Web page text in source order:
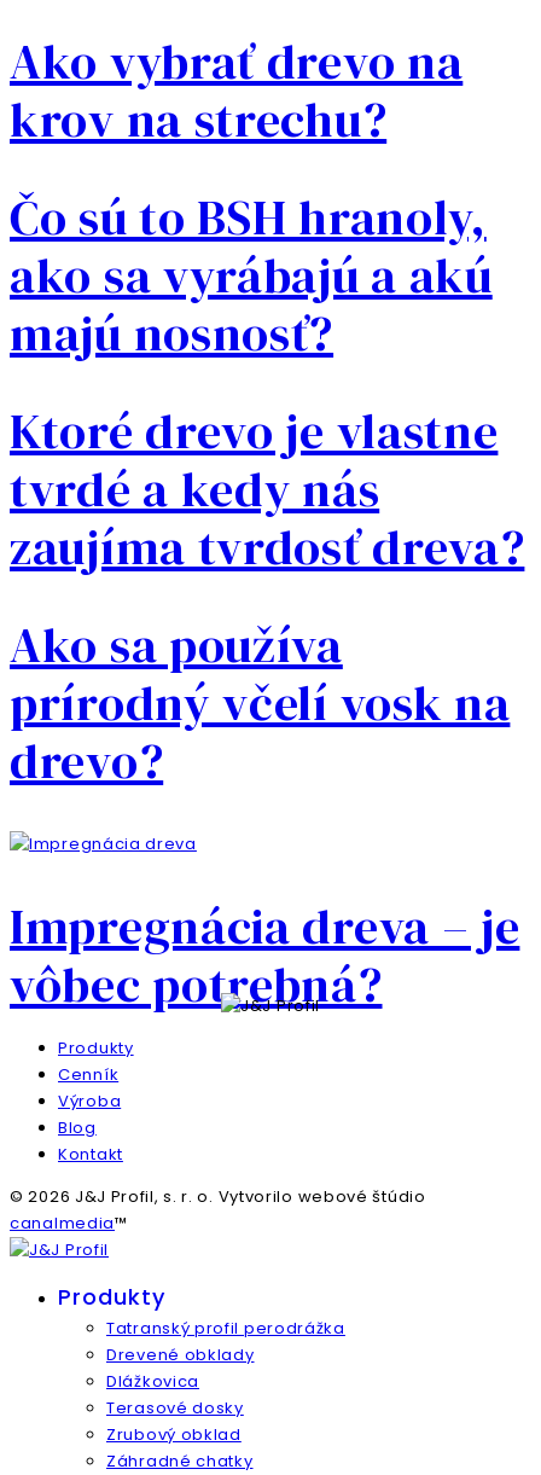
Ako vybrať drevo na
krov na strechu?
Čo sú to BSH hranoly,
ako sa vyrábajú a akú
majú nosnosť?
Ktoré drevo je vlastne
tvrdé a kedy nás
zaujíma tvrdosť dreva?
Ako sa používa
prírodný včelí vosk na
drevo?
Impregnácia dreva – je
vôbec potrebná?
Produkty
Cenník
Výroba
Blog
Kontakt
© 2026 J&J Profil, s. r. o. Vytvorilo webové štúdio
canalmedia™
Produkty
Tatranský profil perodrážka
Drevené obklady
Dlážkovica
Terasové dosky
Zrubový obklad
Záhradné chatky